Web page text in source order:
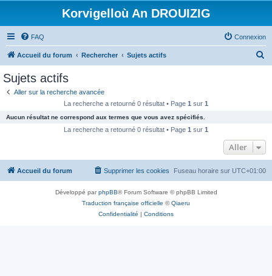
Korvigelloù An DROUIZIG
FAQ Connexion
Accueil du forum Rechercher Sujets actifs
c
e
Sujets actifs
Aller sur la recherche avancée
La recherche a retourné 0 résultat • Page 1 sur 1
Aucun résultat ne correspond aux termes que vous avez spécifiés.
La recherche a retourné 0 résultat • Page 1 sur 1
Aller
Accueil du forum Fuseau horaire sur UTC+01:00
Supprimer les cookies
Développé parphpBB® Forum Software © phpBB Limited
Traduction française officielle ©Qiaeru
Confidentialité | Conditions